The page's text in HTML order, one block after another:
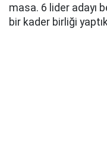
masa. 6 lider adayı
bir kader birliği